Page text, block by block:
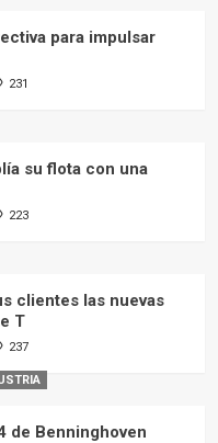
para impulsar
231
su flota con una
223
clientes las nuevas
T
237
de Benninghoven